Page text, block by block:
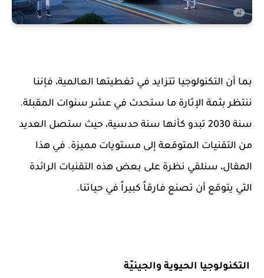
بما أن التكنولوجيا تتزايد في تغطيتها العالمية، فإننا
ننتظر بثمة الإثارة ما ستحدث في عشر سنوات المقبلة.
سنة 2030 تبدو كأنها سنة حدسية، حيث ستصل العديد
من التقنيات المتوقعة إلى مستويات مميزة. في هذا
المقال، سنلقي نظرة على بعض هذه التقنيات الرائدة
التي يتوقع أن تصنع فارقاً كبيراً في حياتنا.
التكنولوجيا الحيوية والجينيّة